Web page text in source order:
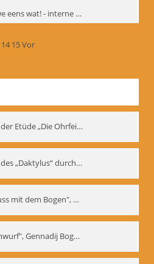
Eindelijk leren we eens wat! - interne Signatur: BM-prt-86
14 15Vor
Demonstration der Etüde „Die Ohrfeige“
Demonstration des „Daktylus“ durch Gennadij Nikolajewitsch Bogdanow, Berlin 1991
Etüde "Der Schuss mit dem Bogen", Gennadij Bogdanow
Etüde "Der Steinwurf", Gennadij Bogdanow